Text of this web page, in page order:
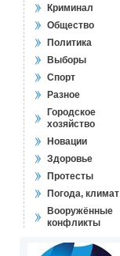
Криминал
Общество
Политика
Выборы
Спорт
Разное
Городское
хозяйство
Новации
Здоровье
Протесты
Погода, климат
Вооружённые
конфликты